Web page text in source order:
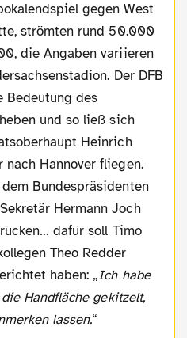
gegen West
strömten rund 50.000
die Angaben variieren
Der DFB
Bedeutung des
und so ließ sich
Heinrich
nach Hannover fliegen.
Bundespräsidenten
Hermann Joch
dafür soll Timo
Theo Redder
haben: „Ich habe
Handfläche gekitzelt,
lassen.“